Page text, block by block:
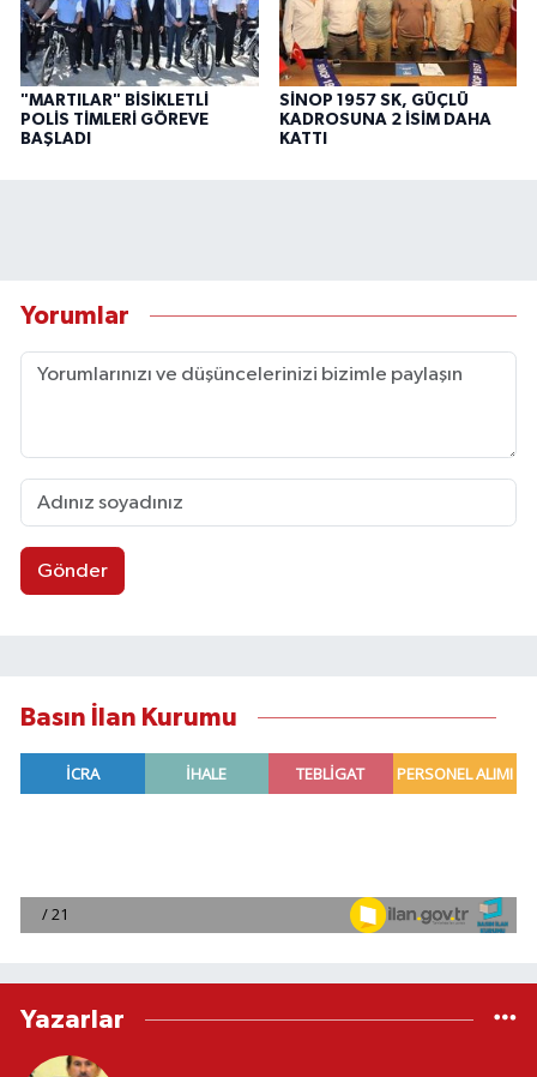
"MARTILAR" BİSİKLETLİ
POLİS TİMLERİ GÖREVE
BAŞLADI
SİNOP 1957 SK, GÜÇLÜ
KADROSUNA 2 İSİM DAHA
KATTI
Yorumlar
Gönder
Basın İlan Kurumu
Yazarlar